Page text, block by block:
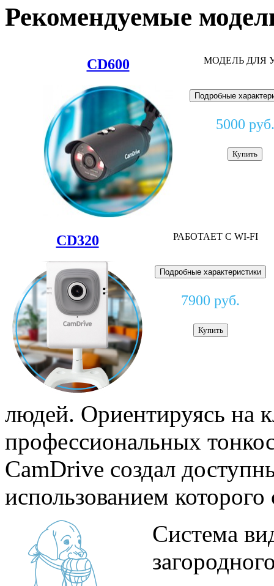
Рекомендуемые
CD600 МОДЕЛЬ ДЛЯ
Подробные
5000 руб.
Купить
CD320 РАБОТАЕТ С WI-FI
Подробные характеристики
7900 руб.
Купить
людей. Ориентируясь на
профессиональных
CamDrive создал
использованием
Система